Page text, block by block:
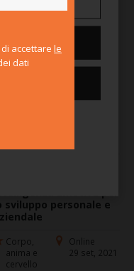
sviluppo personale e
Corpo,
anima e
cervello
Online
29 set, 2021
accettare le
dati